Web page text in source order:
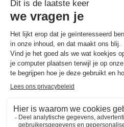
communicatiestrategie
nieuws, video’s en
voordelen van de
kijker zetten. Daarnaast
Matters als een
financiële oplossingen,
aantrekkelijke informatie